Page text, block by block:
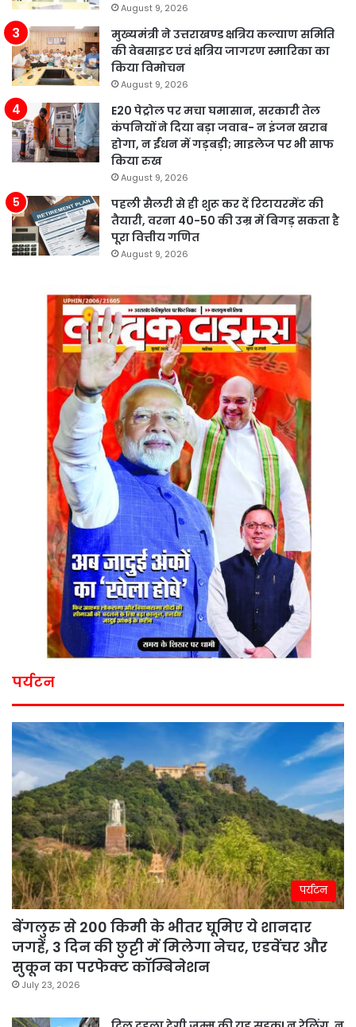
August 9, 2026
मुख्यमंत्री ने उत्तराखण्ड क्षत्रिय कल्याण समिति
की वेबसाइट एवं क्षत्रिय जागरण स्मारिका का
किया विमोचन
August 9, 2026
E20 पेट्रोल पर मचा घमासान, सरकारी तेल
कंपनियों ने दिया बड़ा जवाब- न इंजन खराब
होगा, न ईंधन में गड़बड़ी; माइलेज पर भी साफ
किया रुख
August 9, 2026
पहली सैलरी से ही शुरू कर दें रिटायरमेंट की
तैयारी, वरना 40-50 की उम्र में बिगड़ सकता है
पूरा वित्तीय गणित
August 9, 2026
पर्यटन
पर्यटन
बेंगलुरु से 200 किमी के भीतर घूमिए ये शानदार
जगहें, 3 दिन की छुट्टी में मिलेगा नेचर, एडवेंचर और
सुकून का परफेक्ट कॉम्बिनेशन
July 23, 2026